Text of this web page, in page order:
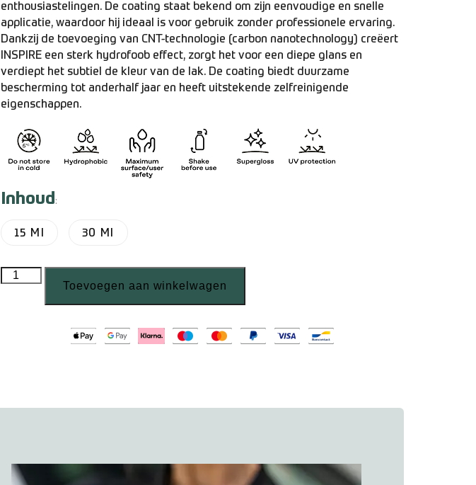
enthousiastelingen. De coating staat bekend om zijn eenvoudige en snelle
applicatie, waardoor hij ideaal is voor gebruik zonder professionele ervaring.
Dankzij de toevoeging van CNT-technologie (carbon nanotechnology) creëert
INSPIRE een sterk hydrofoob effect, zorgt het voor een diepe glans en
verdiept het subtiel de kleur van de lak. De coating biedt duurzame
bescherming tot anderhalf jaar en heeft uitstekende zelfreinigende
eigenschappen.
Inhoud:
15 Ml 30 Ml
Toevoegen aan winkelwagen